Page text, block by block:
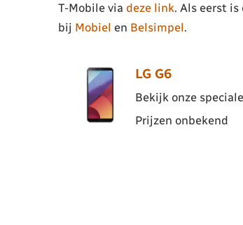
T-Mobile via deze link. Als eerst
bij Mobiel en Belsimpel.
LG G6
Bekijk onze
Prijzen onbekend